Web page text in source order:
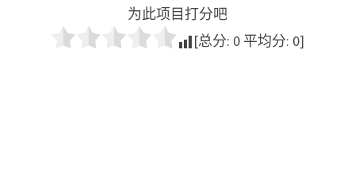
为此项目打分吧
[总分: 0 平均分: 0]